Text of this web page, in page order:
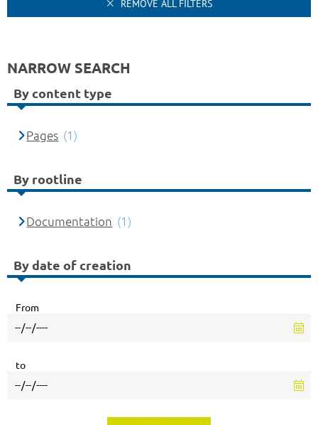
REMOVE ALL FILTERS
NARROW SEARCH
By content type
Pages (1)
By rootline
Documentation (1)
By date of creation
From
to